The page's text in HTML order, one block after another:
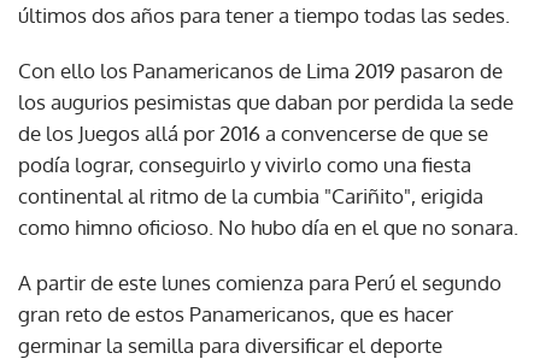
últimos dos años para tener a tiempo todas las sedes.
Con ello los Panamericanos de Lima 2019 pasaron de
los augurios pesimistas que daban por perdida la sede
de los Juegos allá por 2016 a convencerse de que se
podía lograr, conseguirlo y vivirlo como una fiesta
continental al ritmo de la cumbia "Cariñito", erigida
como himno oficioso. No hubo día en el que no sonara.
A partir de este lunes comienza para Perú el segundo
gran reto de estos Panamericanos, que es hacer
germinar la semilla para diversificar el deporte